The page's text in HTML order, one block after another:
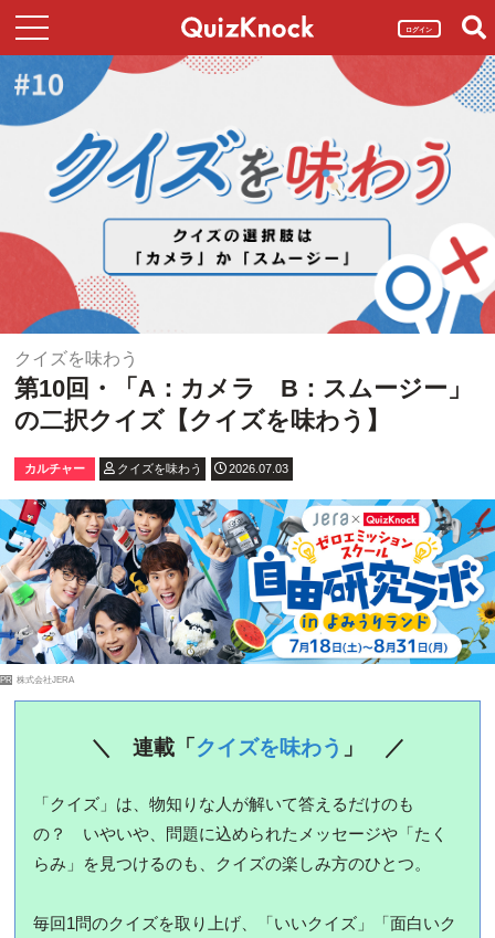
ログイン
クイズを味わう
第10回・「A：カメラ B：スムージー」
の二択クイズ【クイズを味わう】
カルチャー クイズを味わう 2026.07.03
PR 株式会社JERA
＼ 連載「 クイズを味わう 」 ／
「クイズ」は、物知りな人が解いて答えるだけのも
の？ いやいや、問題に込められたメッセージや「たく
らみ」を見つけるのも、クイズの楽しみ方のひとつ。
毎回1問のクイズを取り上げ、「いいクイズ」「面白いク